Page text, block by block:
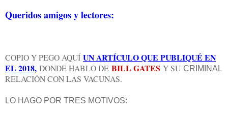
Queridos amigos y lectores:
COPIO Y PEGO AQUÍ UN ARTÍCULO QUE PUBLIQUÉ EN
EL 2018, DONDE HABLO DE BILL GATES Y SU CRIMINAL
RELACIÓN CON LAS VACUNAS.
LO HAGO POR TRES MOTIVOS: